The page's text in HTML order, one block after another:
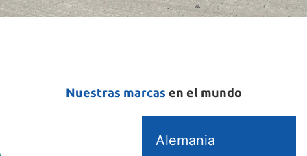
Nuestras marcas en el mundo
Alemania